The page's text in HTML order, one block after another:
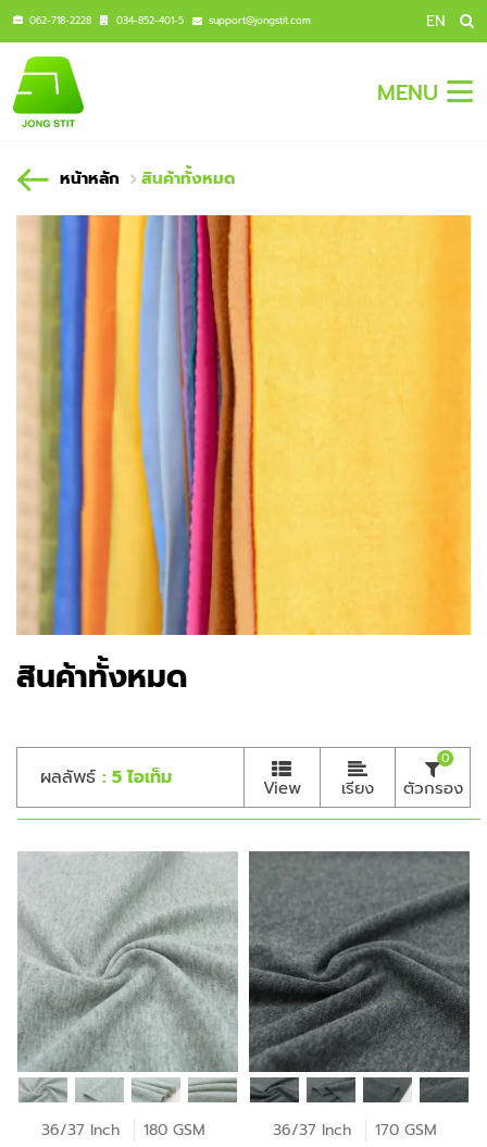
062-718-2228 034-852-401-5 support@jongstit.com EN
MENU
หน้าหลัก สินค้าทั้งหมด
สินค้าทั้งหมด
ผลลัพธ์ : 5 ไอเท็ม View เรียง ตัวกรอง
0
36/37 Inch 180 GSM 36/37 Inch 170 GSM